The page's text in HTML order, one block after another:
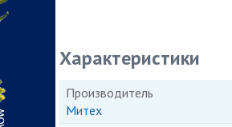
Характеристики
Производитель
Митех